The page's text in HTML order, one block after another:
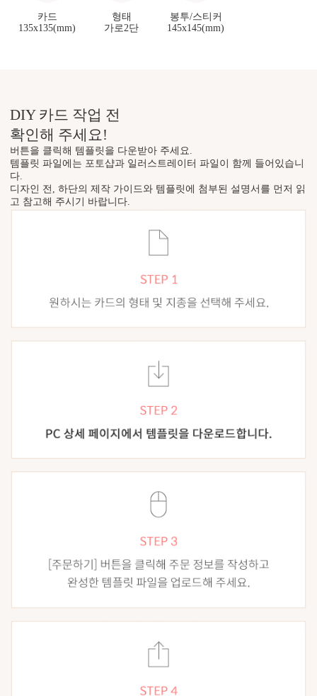
카드
135x135(mm)
형태
가로2단
봉투/스티커
145x145(mm)
DIY 카드 작업 전
확인해 주세요!
버튼을 클릭해 템플릿을 다운받아 주세요.
템플릿 파일에는 포토샵과 일러스트레이터 파일이 함께 들어있습니
다.
디자인 전, 하단의 제작 가이드와 템플릿에 첨부된 설명서를 먼저 읽
고 참고해 주시기 바랍니다.